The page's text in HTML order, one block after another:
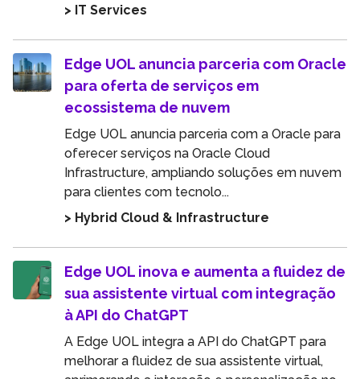
> IT Services
Edge UOL anuncia parceria com Oracle
para oferta de serviços em
ecossistema de nuvem
Edge UOL anuncia parceria com a Oracle para
oferecer serviços na Oracle Cloud
Infrastructure, ampliando soluções em nuvem
para clientes com tecnolo...
> Hybrid Cloud & Infrastructure
Edge UOL inova e aumenta a fluidez de
sua assistente virtual com integração
à API do ChatGPT
A Edge UOL integra a API do ChatGPT para
melhorar a fluidez de sua assistente virtual,